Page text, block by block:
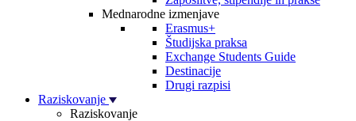
Mednarodne izmenjave
Erasmus+
Študijska praksa
Exchange Students Guide
Destinacije
Drugi razpisi
Raziskovanje
Raziskovanje